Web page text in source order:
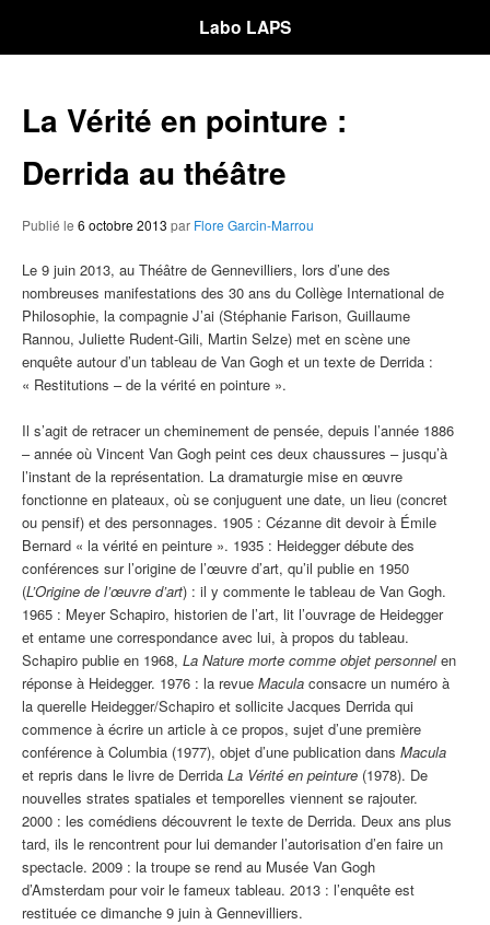
Labo LAPS
La Vérité en pointure :
Derrida au théâtre
Publié le 6 octobre 2013 par Flore Garcin-Marrou
Le 9 juin 2013, au Théâtre de Gennevilliers, lors d’une des
nombreuses manifestations des 30 ans du Collège International de
Philosophie, la compagnie J’ai (Stéphanie Farison, Guillaume
Rannou, Juliette Rudent-Gili, Martin Selze) met en scène une
enquête autour d’un tableau de Van Gogh et un texte de Derrida :
« Restitutions – de la vérité en pointure ».
Il s’agit de retracer un cheminement de pensée, depuis l’année 1886
– année où Vincent Van Gogh peint ces deux chaussures – jusqu’à
l’instant de la représentation. La dramaturgie mise en œuvre
fonctionne en plateaux, où se conjuguent une date, un lieu (concret
ou pensif) et des personnages. 1905 : Cézanne dit devoir à Émile
Bernard « la vérité en peinture ». 1935 : Heidegger débute des
conférences sur l’origine de l’œuvre d’art, qu’il publie en 1950
(L’Origine de l’œuvre d’art) : il y commente le tableau de Van Gogh.
1965 : Meyer Schapiro, historien de l’art, lit l’ouvrage de Heidegger
et entame une correspondance avec lui, à propos du tableau.
Schapiro publie en 1968, La Nature morte comme objet personnelen
réponse à Heidegger. 1976 : la revue Macula consacre un numéro à
la querelle Heidegger/Schapiro et sollicite Jacques Derrida qui
commence à écrire un article à ce propos, sujet d’une première
conférence à Columbia (1977), objet d’une publication dans Macula
et repris dans le livre de Derrida La Vérité en peinture (1978). De
nouvelles strates spatiales et temporelles viennent se rajouter.
2000 : les comédiens découvrent le texte de Derrida. Deux ans plus
tard, ils le rencontrent pour lui demander l’autorisation d’en faire un
spectacle. 2009 : la troupe se rend au Musée Van Gogh
d’Amsterdam pour voir le fameux tableau. 2013 : l’enquête est
restituée ce dimanche 9 juin à Gennevilliers.